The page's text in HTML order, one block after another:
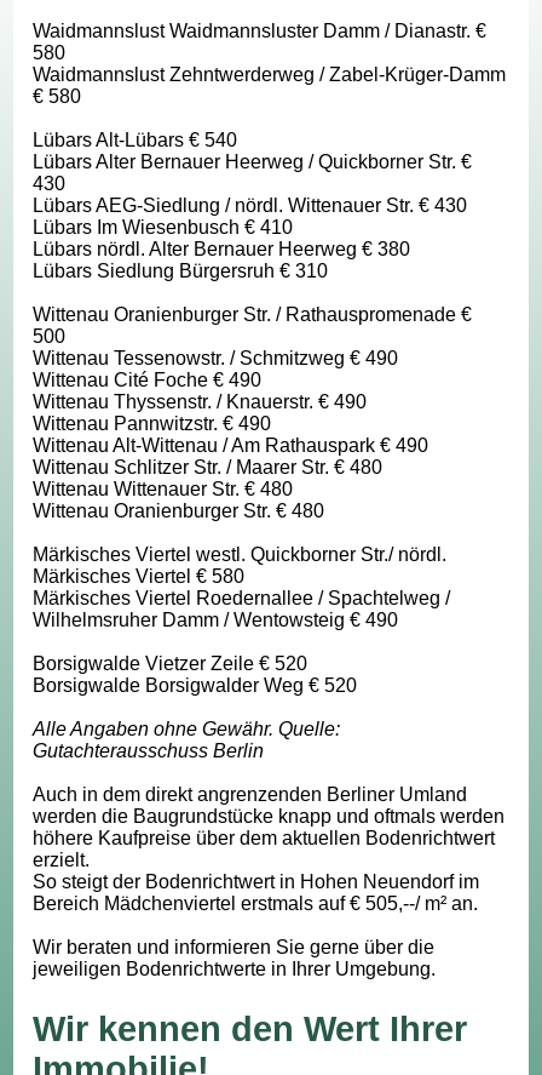
Waidmannslust Waidmannsluster Damm / Dianastr. €
580
Waidmannslust Zehntwerderweg / Zabel-Krüger-Damm
€ 580
Lübars Alt-Lübars € 540
Lübars Alter Bernauer Heerweg / Quickborner Str. €
430
Lübars AEG-Siedlung / nördl. Wittenauer Str. € 430
Lübars Im Wiesenbusch € 410
Lübars nördl. Alter Bernauer Heerweg € 380
Lübars Siedlung Bürgersruh € 310
Wittenau Oranienburger Str. / Rathauspromenade €
500
Wittenau Tessenowstr. / Schmitzweg € 490
Wittenau Cité Foche € 490
Wittenau Thyssenstr. / Knauerstr. € 490
Wittenau Pannwitzstr. € 490
Wittenau Alt-Wittenau / Am Rathauspark € 490
Wittenau Schlitzer Str. / Maarer Str. € 480
Wittenau Wittenauer Str. € 480
Wittenau Oranienburger Str. € 480
Märkisches Viertel westl. Quickborner Str./ nördl.
Märkisches Viertel € 580
Märkisches Viertel Roedernallee / Spachtelweg /
Wilhelmsruher Damm / Wentowsteig € 490
Borsigwalde Vietzer Zeile € 520
Borsigwalde Borsigwalder Weg € 520
Alle Angaben ohne Gewähr. Quelle:
Gutachterausschuss Berlin
Auch in dem direkt angrenzenden Berliner Umland
werden die Baugrundstücke knapp und oftmals werden
höhere Kaufpreise über dem aktuellen Bodenrichtwert
erzielt.
So steigt der Bodenrichtwert in Hohen Neuendorf im
Bereich Mädchenviertel erstmals auf € 505,--/ m² an.
Wir beraten und informieren Sie gerne über die
jeweiligen Bodenrichtwerte in Ihrer Umgebung.
Wir kennen den Wert Ihrer